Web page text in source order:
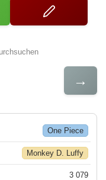
→
One Piece
Monkey D. Luffy
3 079